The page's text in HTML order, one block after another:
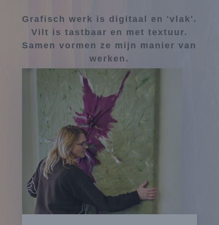
Grafisch werk is digitaal en 'vlak'.
Vilt is tastbaar en met textuur.
Samen vormen ze mijn manier van
werken.